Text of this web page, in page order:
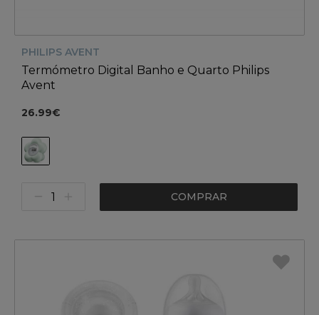
PHILIPS AVENT
Termómetro Digital Banho e Quarto Philips
Avent
26.99€
COMPRAR